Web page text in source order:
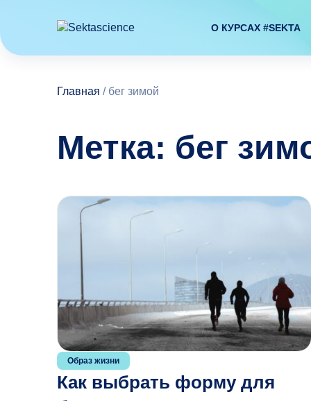
О КУРСАХ #SEKTA
Главная / бег зимой
Метка: бег
Образ жизни
Как выбрать форму для